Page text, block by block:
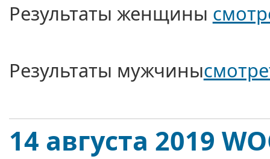
Результаты женщины
Результаты мужчины
14 августа 2019